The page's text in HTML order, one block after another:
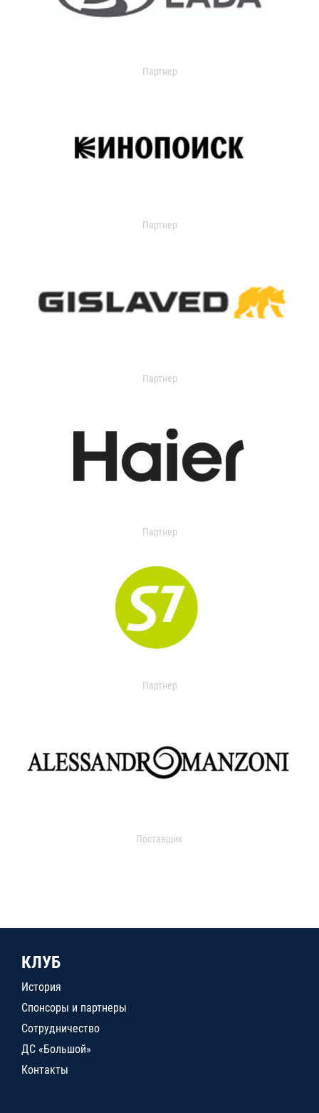
Партнер
Партнер
Партнер
Партнер
Партнер
Поставщик
КЛУБ
История
Спонсоры и партнеры
Сотрудничество
ДС «Большой»
Контакты